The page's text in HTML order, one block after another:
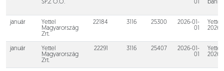
SP.Z O.O.
01
január
Yettel
Magyarország
Zrt.
22184 3116 25300
2026-01-
01
Yettel
2026.
január
Yettel
Magyarország
Zrt.
22291 3116 25407
2026-01-
01
Yettel
2026.